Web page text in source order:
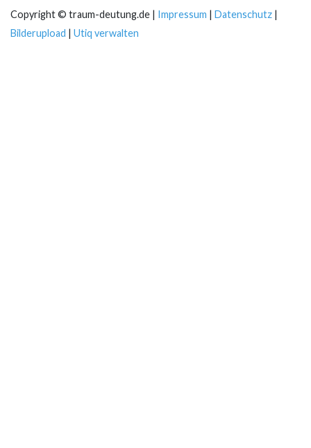
Copyright © traum-deutung.de | Impressum | Datenschutz |
Bilderupload | Utiq verwalten